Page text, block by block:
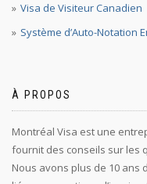
Visa de Visiteur Canadien
Système d’Auto-Notation
À PROPOS
Montréal Visa est une
fournit des conseils sur les
Nous avons plus de 10 ans